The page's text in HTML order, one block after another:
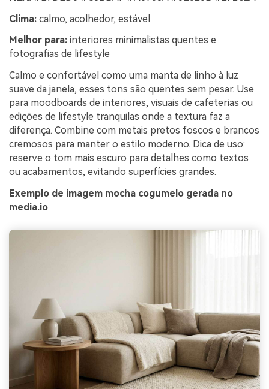
Clima: calmo, acolhedor, estável
Melhor para: interiores minimalistas quentes e
fotografias de lifestyle
Calmo e confortável como uma manta de linho à luz
suave da janela, esses tons são quentes sem pesar. Use
para moodboards de interiores, visuais de cafeterias ou
edições de lifestyle tranquilas onde a textura faz a
diferença. Combine com metais pretos foscos e brancos
cremosos para manter o estilo moderno. Dica de uso:
reserve o tom mais escuro para detalhes como textos
ou acabamentos, evitando superfícies grandes.
Exemplo de imagem mocha cogumelo gerada no
media.io